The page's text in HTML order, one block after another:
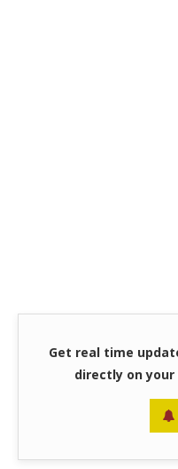
Get real time
directly on your